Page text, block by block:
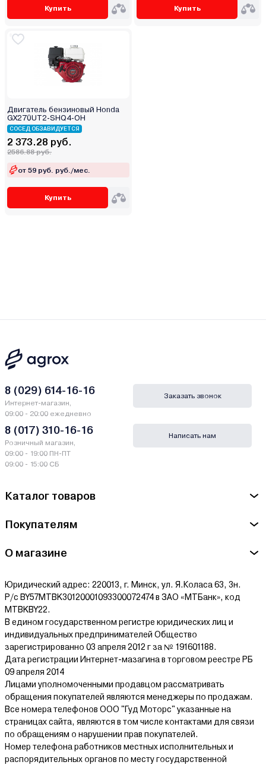
Купить Купить
Двигатель бензиновый Honda
GX270UT2-SHQ4-OH
СОСЕД ОБЗАВИДУЕТСЯ
2 373.28 руб.
2586.88 руб.
от 59 руб. руб./мес.
Купить
Каталог товаров
Покупателям
О магазине
Юридический адрес: 220013, г. Минск, ул. Я.Коласа 63, 3н.
Р/с BY57MTBK30120001093300072474 в ЗАО «МТБанк», код
MTBKBY22.
В едином государственном регистре юридических лиц и
индивидуальных предпринимателей Общество
зарегистрированно 03 апреля 2012 г за № 191601188.
Дата регистрации Интернет-мазагина в торговом реестре РБ
09 апреля 2014
Лицами уполномоченными продавцом рассматривать
обращения покупателей являются менеджеры по продажам.
Все номера телефонов ООО "Гуд Моторс" указанные на
страницах сайта, являются в том числе контактами для связи
по обращениям о нарушении прав покупателей.
Номер телефона работников местных исполнительных и
распорядительных органов по месту государственной
8 (029) 614-16-16
Интернет-магазин,
09:00 - 20:00 ежедневно
8 (017) 310-16-16
Розничный магазин,
09:00 - 19:00 ПН-ПТ
09:00 - 15:00 СБ
Заказать звонок
Написать нам